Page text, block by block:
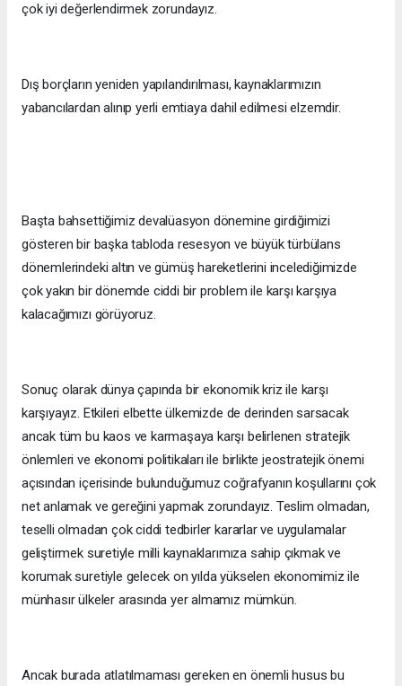
çok iyi değerlendirmek zorundayız.
Dış borçların yeniden yapılandırılması, kaynaklarımızın
yabancılardan alınıp yerli emtiaya dahil edilmesi elzemdir.
Başta bahsettiğimiz devalüasyon dönemine girdiğimizi
gösteren bir başka tabloda resesyon ve büyük türbülans
dönemlerindeki altın ve gümüş hareketlerini incelediğimizde
çok yakın bir dönemde ciddi bir problem ile karşı karşıya
kalacağımızı görüyoruz.
Sonuç olarak dünya çapında bir ekonomik kriz ile karşı
karşıyayız. Etkileri elbette ülkemizde de derinden sarsacak
ancak tüm bu kaos ve karmaşaya karşı belirlenen stratejik
önlemleri ve ekonomi politikaları ile birlikte jeostratejik önemi
açısından içerisinde bulunduğumuz coğrafyanın koşullarını çok
net anlamak ve gereğini yapmak zorundayız. Teslim olmadan,
teselli olmadan çok ciddi tedbirler kararlar ve uygulamalar
geliştirmek suretiyle milli kaynaklarımıza sahip çıkmak ve
korumak suretiyle gelecek on yılda yükselen ekonomimiz ile
münhasır ülkeler arasında yer almamız mümkün.
Ancak burada atlatılmaması gereken en önemli husus bu